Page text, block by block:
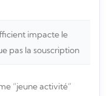
impacte le
pas la souscription
“jeune activité”